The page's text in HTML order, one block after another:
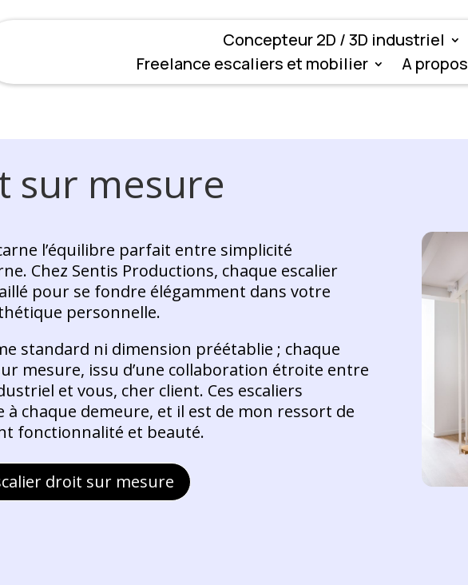
Concepteur 2D / 3D industriel
Freelance escaliers et mobilier
A propos
sur mesure
l’équilibre parfait entre simplicité
Chez Sentis Productions, chaque escalier
pour se fondre élégamment dans votre
personnelle.
standard ni dimension préétablie ; chaque
mesure, issu d’une collaboration étroite entre
et vous, cher client. Ces escaliers
chaque demeure, et il est de mon ressort de
fonctionnalité et beauté.
droit sur mesure